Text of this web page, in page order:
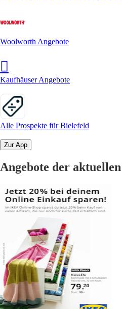
Woolworth Angebote
Kaufhäuser Angebote
Alle Prospekte für Bielefeld
Zur App
Angebote der